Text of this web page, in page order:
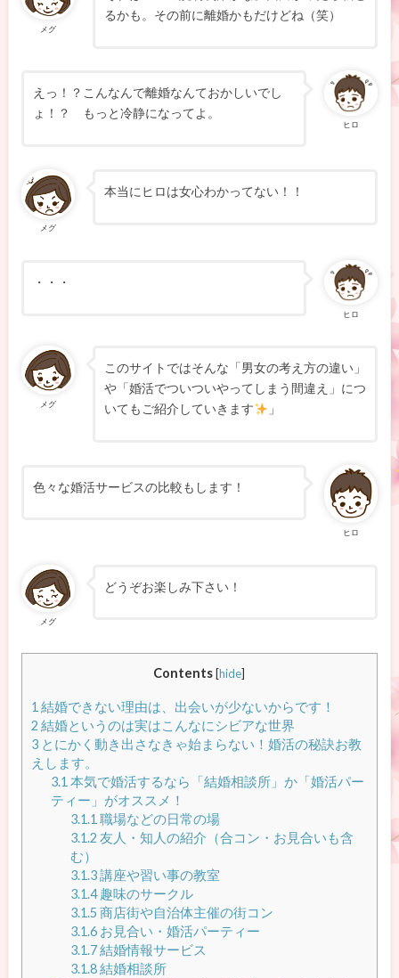
メグ
るかも。その前に離婚かもだけどね（笑）
ヒロ
えっ！？こんなんで離婚なんておかしいでし
ょ！？ もっと冷静になってよ。
メグ
本当にヒロは女心わかってない！！
ヒロ
・・・
メグ
このサイトではそんな「男女の考え方の違い」
や「婚活でついついやってしまう間違え」につ
いてもご紹介していきます
」
ヒロ
色々な婚活サービスの比較もします！
メグ
どうぞお楽しみ下さい！
Contents [hide]
1 結婚できない理由は、出会いが少ないからです！
2 結婚というのは実はこんなにシビアな世界
3とにかく動き出さなきゃ始まらない！婚活の秘訣お教
えします。
3.1 本気で婚活するなら「結婚相談所」か「婚活パー
ティー」がオススメ！
3.1.1 職場などの日常の場
3.1.2 友人・知人の紹介（合コン・お見合いも含
む）
3.1.3講座や習い事の教室
3.1.4趣味のサークル
3.1.5 商店街や自治体主催の街コン
3.1.6お見合い・婚活パーティー
3.1.7結婚情報サービス
3.1.8結婚相談所